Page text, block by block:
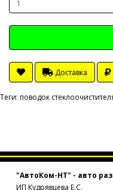
Доставка
Теги: поводок
"АвтоКом-НТ" - авто
ИП Кудрявцева Е.С.